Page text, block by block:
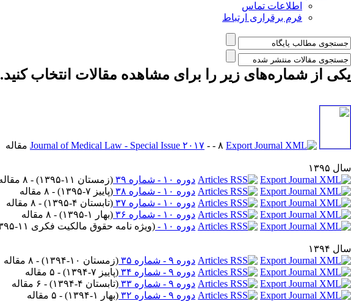
اطلاعات تماس
فرم برقراری ارتباط
یکی از شماره‌های زیر را برای مشاهده مقالات انتخاب کنید.
Journal of Medical Law - Special Issue ۲۰۱۷ - - ۸ مقاله
سال ۱۳۹۵
دوره ۱۰ - شماره ۳۹
(زمستان ۱۱-۱۳۹۵
) - ۸ مقاله
دوره ۱۰ - شماره ۳۸
(پاییز ۷-۱۳۹۵
) - ۸ مقاله
دوره ۱۰ - شماره ۳۷
(تابستان ۴-۱۳۹۵
) - ۸ مقاله
دوره ۱۰ - شماره ۳۶
(بهار ۱-۱۳۹۵
) - ۸ مقاله
دوره ۱۰ -
(ویژه نامه حقوق مالکیت فکری ۱۱-۱۳۹۵
سال ۱۳۹۴
دوره ۹ - شماره ۳۵
(زمستان ۱۰-۱۳۹۴
) - ۸ مقاله
دوره ۹ - شماره ۳۴
(پاییز ۷-۱۳۹۴
) - ۵ مقاله
دوره ۹ - شماره ۳۳
(تابستان ۴-۱۳۹۴
) - ۶ مقاله
دوره ۹ - شماره ۳۲
(بهار ۱-۱۳۹۴
) - ۵ مقاله